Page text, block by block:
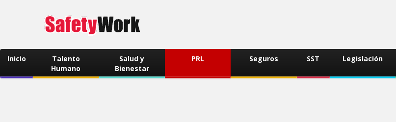
Inicio
Talento
Humano
Salud y
Bienestar
PRL Seguros SST Legislación